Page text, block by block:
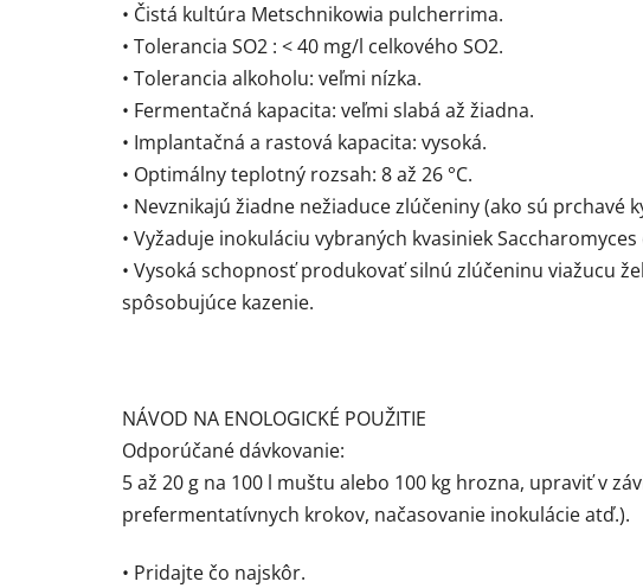
• Čistá kultúra Metschnikowia pulcherrima.
• Tolerancia SO2 : < 40 mg/l celkového SO2.
• Tolerancia alkoholu: veľmi nízka.
• Fermentačná kapacita: veľmi slabá až žiadna.
• Implantačná a rastová kapacita: vysoká.
• Optimálny teplotný rozsah: 8 až 26 °C.
• Nevznikajú žiadne nežiaduce zlúčeniny (ako sú prchavé
• Vyžaduje inokuláciu vybraných kvasiniek
• Vysoká schopnosť produkovať silnú zlúčeninu viažucu
spôsobujúce kazenie.
NÁVOD NA ENOLOGICKÉ POUŽITIE
Odporúčané dávkovanie:
5 až 20 g na 100 l muštu alebo 100 kg hrozna, upraviť v
prefermentatívnych krokov, načasovanie inokulácie atď.).
• Pridajte čo najskôr.